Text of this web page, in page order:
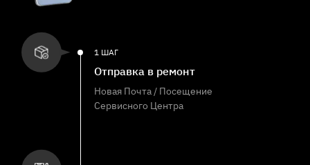
1 ШАГ
Отправка в ремонт
Новая Почта / Посещение
Сервисного Центра